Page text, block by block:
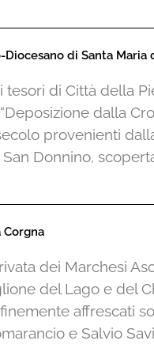
Diocesano di Santa Maria
tesori di Città della
dalla
provenienti
Donnino,
Corgna
dei Marchesi
del Lago e del
affrescati
e Salvio